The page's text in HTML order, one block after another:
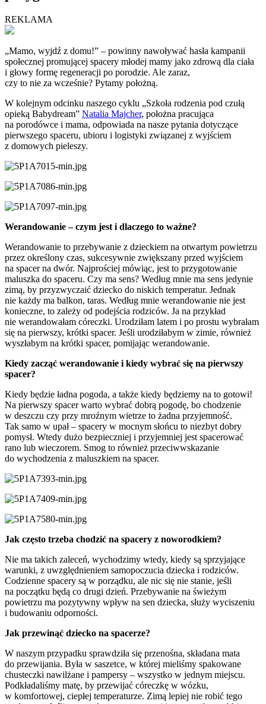
REKLAMA
„Mamo, wyjdź z domu!” – powinny nawoływać hasła kampanii
społecznej promującej spacery młodej mamy jako zdrową dla ciała
i głowy formę regeneracji po porodzie. Ale zaraz,
czy to nie za wcześnie? Pytamy położną.
W kolejnym odcinku naszego cyklu „Szkoła rodzenia pod czułą
opieką Babydream” Natalia Majcher, położna pracująca
na porodówce i mama, odpowiada na nasze pytania dotyczące
pierwszego spaceru, ubioru i logistyki związanej z wyjściem
z domowych pieleszy.
Werandowanie – czym jest i dlaczego to ważne?
Werandowanie to przebywanie z dzieckiem na otwartym powietrzu
przez określony czas, sukcesywnie zwiększany przed wyjściem
na spacer na dwór. Najprościej mówiąc, jest to przygotowanie
maluszka do spaceru. Czy ma sens? Według mnie ma sens jedynie
zimą, by przyzwyczaić dziecko do niskich temperatur. Jednak
nie każdy ma balkon, taras. Według mnie werandowanie nie jest
konieczne, to zależy od podejścia rodziców. Ja na przykład
nie werandowałam córeczki. Urodziłam latem i po prostu wybrałam
się na pierwszy, krótki spacer. Jeśli urodziłabym w zimie, również
wyszłabym na krótki spacer, pomijając werandowanie.
Kiedy zacząć werandowanie i kiedy wybrać się na pierwszy
spacer?
Kiedy będzie ładna pogoda, a także kiedy będziemy na to gotowi!
Na pierwszy spacer warto wybrać dobrą pogodę, bo chodzenie
w deszczu czy przy mroźnym wietrze to żadna przyjemność.
Tak samo w upał – spacery w mocnym słońcu to niezbyt dobry
pomysł. Wtedy dużo bezpieczniej i przyjemniej jest spacerować
rano lub wieczorem. Smog to również przeciwwskazanie
do wychodzenia z maluszkiem na spacer.
Jak często trzeba chodzić na spacery z noworodkiem?
Nie ma takich zaleceń, wychodzimy wtedy, kiedy są sprzyjające
warunki, z uwzględnieniem samopoczucia dziecka i rodziców.
Codzienne spacery są w porządku, ale nic się nie stanie, jeśli
na początku będą co drugi dzień. Przebywanie na świeżym
powietrzu ma pozytywny wpływ na sen dziecka, służy wyciszeniu
i budowaniu odporności.
Jak przewinąć dziecko na spacerze?
W naszym przypadku sprawdziła się przenośna, składana mata
do przewijania. Była w saszetce, w której mieliśmy spakowane
chusteczki nawilżane i pampersy – wszystko w jednym miejscu.
Podkładaliśmy matę, by przewijać córeczkę w wózku,
w komfortowej, ciepłej temperaturze. Zimą lepiej nie robić tego